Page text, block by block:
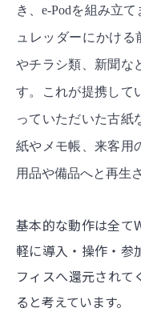
き、e-Podを組み立
ュレッダーにかけ
やチラシ類、新聞な
す。これが提携して
っていただいた古紙
紙やメモ帳、来客用
用品や備品へと再生
基本的な動作は全て
軽に導入・操作・参
フィスへ還元されて
ると考えています。